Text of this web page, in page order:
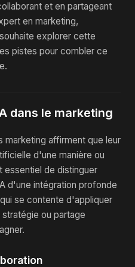
et en partageant
en marketing,
explorer cette
pistes pour combler ce
dans le marketing
marketing affirment que leur
d'une manière ou
essentiel de distinguer
d'une intégration profonde
se contente d'appliquer
ou partage